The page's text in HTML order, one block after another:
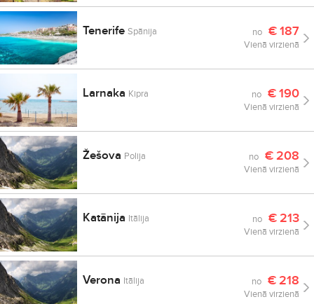
TenerifeSpānija no €187
Vienā virzienā
Larnaka Kipra no €190
Vienā virzienā
Žešova Polija no € 208
Vienā virzienā
Katānija Itālija no € 213
Vienā virzienā
Verona Itālija no € 218
Vienā virzienā